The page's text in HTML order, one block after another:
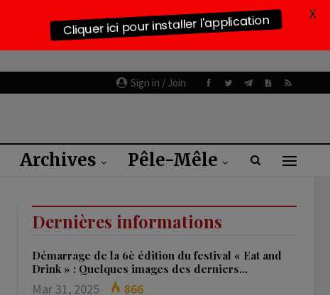
Sign in / Join
Archives Pêle-Mêle
Dernières informations
Démarrage de la 6è édition du festival « Eat and
Drink » : Quelques images des derniers…
Mar 31, 2025 866
Cliquer ici pour installer l'application X